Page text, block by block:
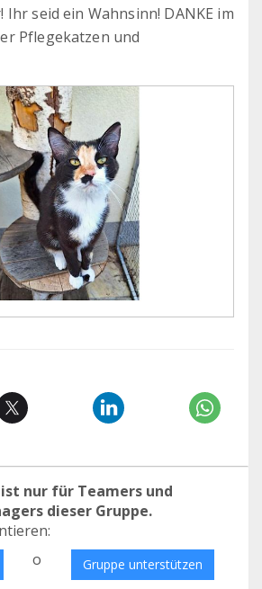
Ihr seid ein Wahnsinn! DANKE im
Pflegekatzen und
nur für Teamers und
dieser Gruppe.
o Gruppe unterstützen